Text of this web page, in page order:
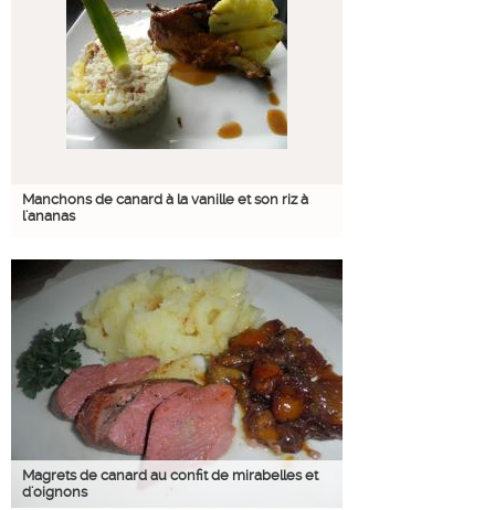
Manchons de canard à la vanille et son riz à
l'ananas
Magrets de canard au confit de mirabelles et
d'oignons